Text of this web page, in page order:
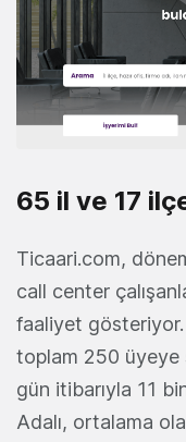
65 il ve 17
Ticaari.com,
call center
faaliyet
toplam 250 üyeye
gün itibarıyla 11
Adalı, ortalama